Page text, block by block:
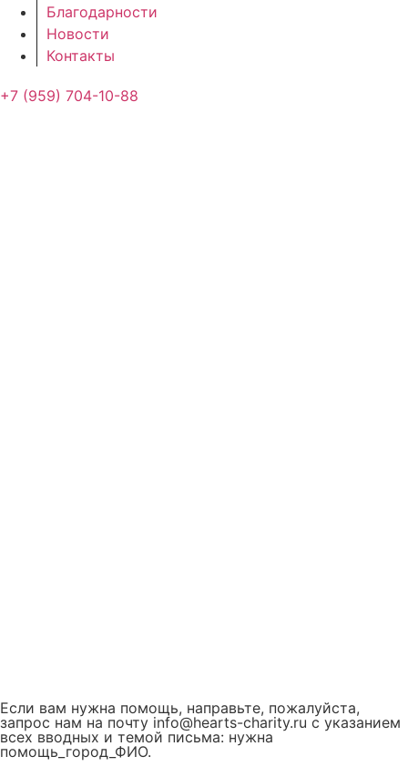
Благодарности
Новости
Контакты
+7 (959) 704-10-88
Если вам нужна помощь, направьте, пожалуйста,
запрос нам на почту info@hearts-charity.ru с указанием
всех вводных и темой письма: нужна
помощь_город_ФИО.